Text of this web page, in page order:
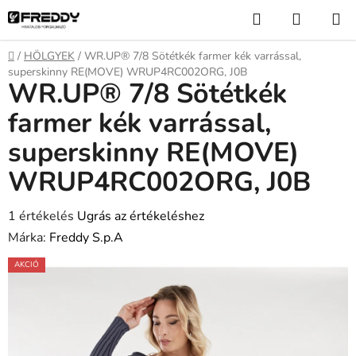
Ugrás
fő
tartalomhoz
KeresésKOSÁR
Kezdőlap
/ HÖLGYEK / WR.UP® 7/8 Sötétkék farmer kék varrással,
superskinny RE(MOVE) WRUP4RC002ORG, J0B
WR.UP® 7/8 Sötétkék
farmer kék varrással,
superskinny RE(MOVE)
WRUP4RC002ORG, J0B
A
termék
átlagos
1 értékelés Ugrás az értékeléshez
Márka: Freddy S.p.A
AKCIÓ